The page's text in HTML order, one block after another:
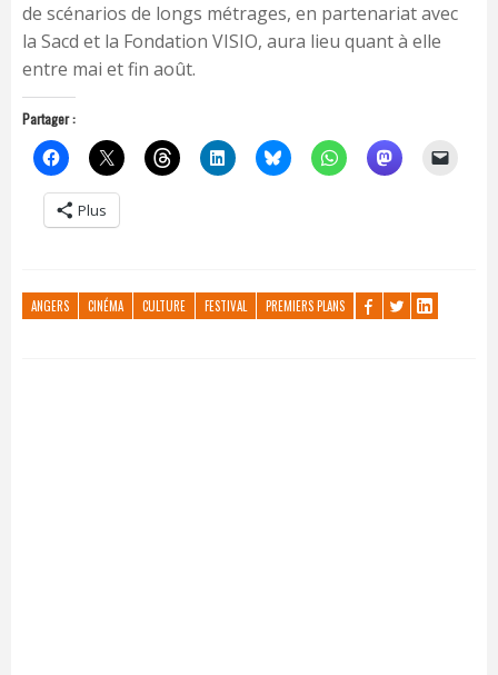
de scénarios de longs métrages, en partenariat avec
la Sacd et la Fondation VISIO, aura lieu quant à elle
entre mai et fin août.
Partager :
Plus
ANGERS CINÉMA CULTURE FESTIVAL PREMIERS PLANS